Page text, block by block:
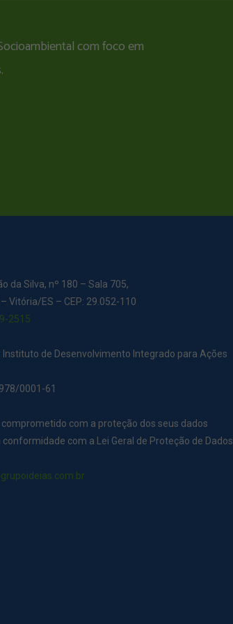
com foco em
da Silva, nº 180 – Sala 705,
Vitória/ES – CEP: 29.052-110
2515
Instituto de Desenvolvimento Integrado para Ações
0001-61
comprometido com a proteção dos seus dados
conformidade com a Lei Geral de Proteção de Dados